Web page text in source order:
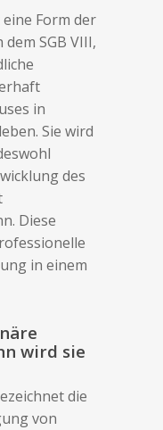
Form der
SGB VIII,
in
Sie wird
des
Diese
in einem
wird sie
die
von